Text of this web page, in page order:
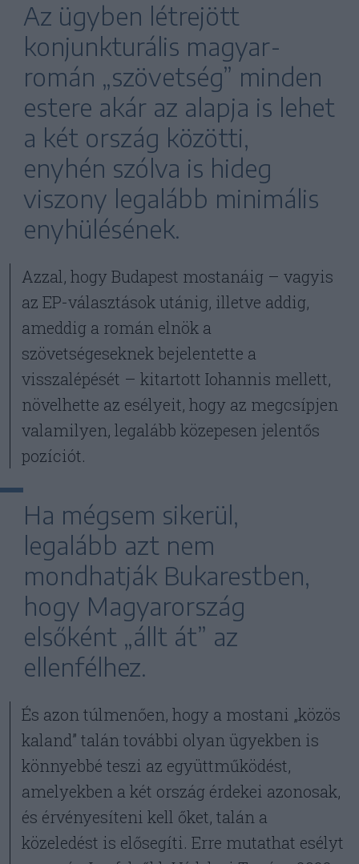
Az ügyben létrejött
konjunkturális magyar-
román „szövetség” minden
estere akár az alapja is lehet
a két ország közötti,
enyhén szólva is hideg
viszony legalább minimális
enyhülésének.
Azzal, hogy Budapest mostanáig – vagyis
az EP-választások utánig, illetve addig,
ameddig a román elnök a
szövetségeseknek bejelentette a
visszalépését – kitartott Iohannis mellett,
növelhette az esélyeit, hogy az megcsípjen
valamilyen, legalább közepesen jelentős
pozíciót.
Ha mégsem sikerül,
legalább azt nem
mondhatják Bukarestben,
hogy Magyarország
elsőként „állt át” az
ellenfélhez.
És azon túlmenően, hogy a mostani „közös
kaland” talán további olyan ügyekben is
könnyebbé teszi az együttműködést,
amelyekben a két ország érdekei azonosak,
és érvényesíteni kell őket, talán a
közeledést is elősegíti. Erre mutathat esélyt